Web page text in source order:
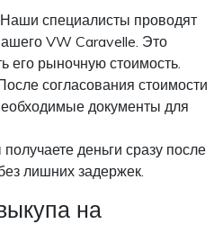
специалисты проводят
VW Caravelle. Это
его рыночную стоимость.
согласования стоимости
документы для
деньги сразу после
лишних задержек.
на